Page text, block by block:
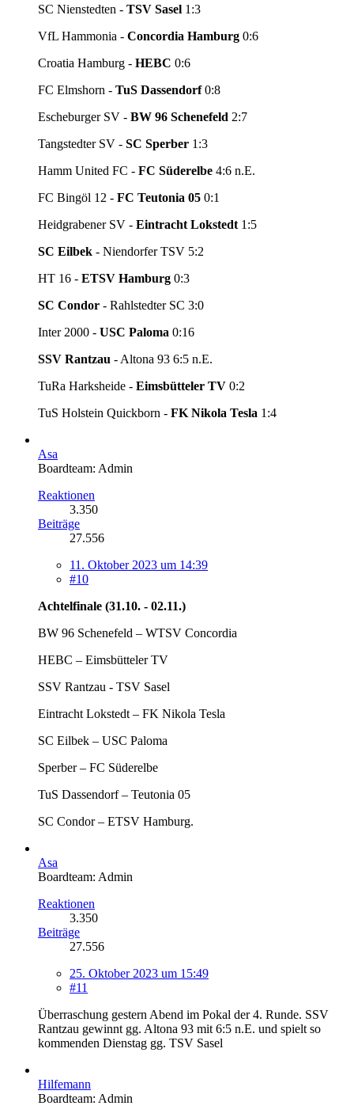
SC Nienstedten - TSV Sasel 1:3
VfL Hammonia - Concordia Hamburg 0:6
Croatia Hamburg - HEBC 0:6
FC Elmshorn - TuS Dassendorf0:8
Escheburger SV - BW 96 Schenefeld 2:7
Tangstedter SV - SC Sperber 1:3
Hamm United FC - FC Süderelbe 4:6 n.E.
FC Bingöl 12 - FC Teutonia 05 0:1
Heidgrabener SV - Eintracht Lokstedt 1:5
SC Eilbek - Niendorfer TSV 5:2
HT 16 - ETSV Hamburg 0:3
SC Condor - Rahlstedter SC 3:0
Inter 2000 - USC Paloma 0:16
SSV Rantzau - Altona 93 6:5 n.E.
TuRa Harksheide - Eimsbütteler TV 0:2
TuS Holstein Quickborn - FK Nikola Tesla 1:4
Asa
Boardteam: Admin
Reaktionen
3.350
Beiträge
27.556
11. Oktober 2023 um 14:39
#10
Achtelfinale (31.10. - 02.11.)
BW 96 Schenefeld – WTSV Concordia
HEBC – Eimsbütteler TV
SSV Rantzau - TSV Sasel
Eintracht Lokstedt – FK Nikola Tesla
SC Eilbek – USC Paloma
Sperber – FC Süderelbe
TuS Dassendorf – Teutonia 05
SC Condor – ETSV Hamburg.
Asa
Boardteam: Admin
Reaktionen
3.350
Beiträge
27.556
25. Oktober 2023 um 15:49
#11
Überraschung gestern Abend im Pokal der 4. Runde. SSV
Rantzau gewinnt gg. Altona 93 mit 6:5 n.E. und spielt so
kommenden Dienstag gg. TSV Sasel
Hilfemann
Boardteam: Admin